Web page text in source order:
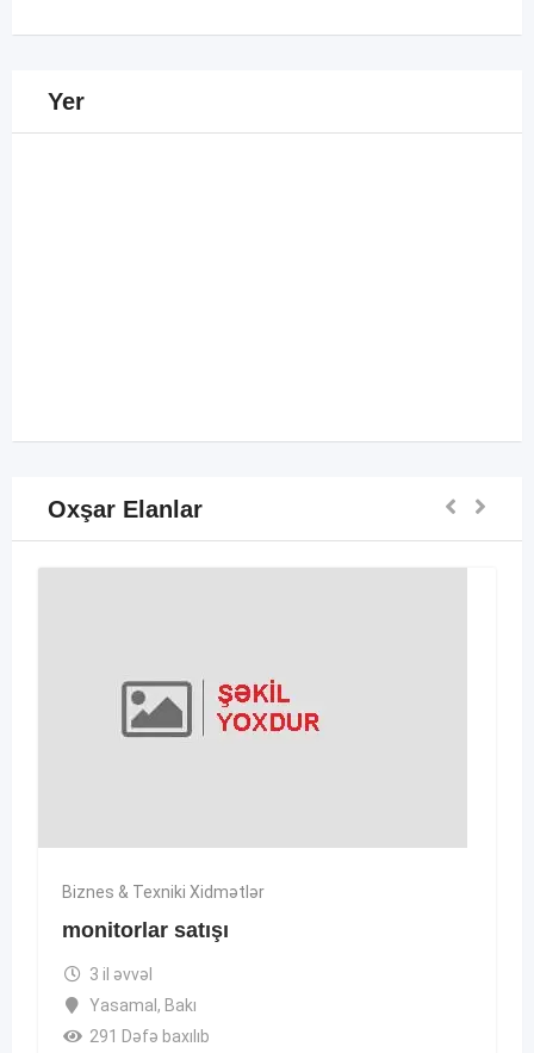
Yer
Oxşar Elanlar
Biznes & Texniki Xidmətlər
monitorlar satışı
3 il əvvəl
Yasamal , Bakı
291 Dəfə baxılıb